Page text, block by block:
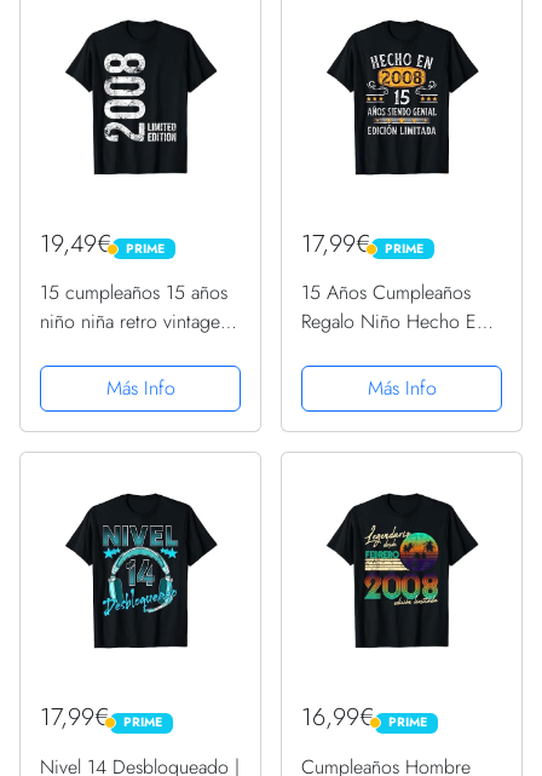
19,49€ PRIME
PRIME
15 cumpleaños 15 años
niño niña retro vintage
Más Info
17,99€ PRIME
PRIME
15 Años Cumpleaños
Regalo Niño Hecho En
CamisetaMás Info
17,99€ PRIME
PRIME
Nivel 14 Desbloqueado |
16,99€ PRIME
PRIME
Cumpleaños Hombre